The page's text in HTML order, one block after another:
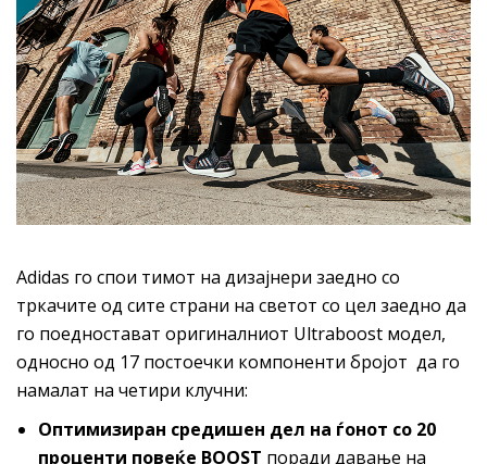
Аdidas го спои тимот на дизајнери заедно со
тркачите од сите страни на светот со цел заедно да
го поедностават оригиналниот Ultraboost модел,
односно од 17 постоечки компоненти бројот да го
намалат на четири клучни:
Оптимизиран средишен дел на ѓонот со 20
проценти повеќе BOOST поради давање на